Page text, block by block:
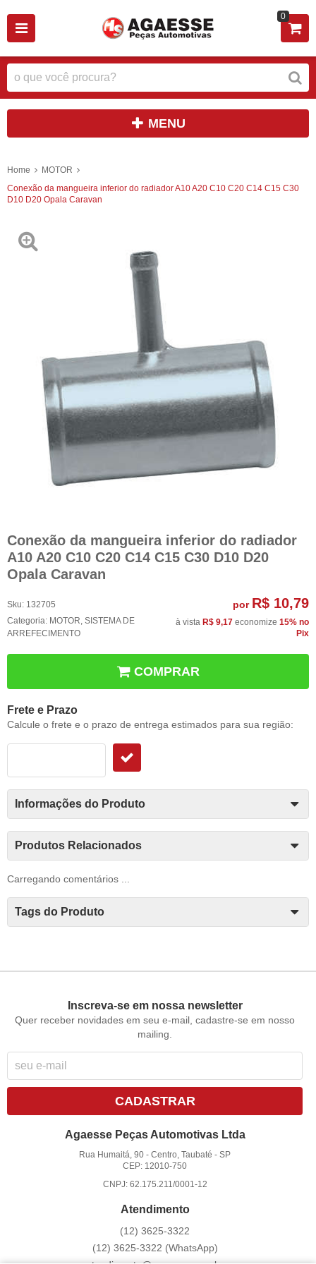
0
MENU
Home
MOTOR
Conexão da mangueira inferior do radiador A10 A20 C10 C20 C14 C15 C30
D10 D20 Opala Caravan
Conexão da mangueira inferior do radiador
A10 A20 C10 C20 C14 C15 C30 D10 D20
Opala Caravan
Sku: 132705
Categoria: MOTOR, SISTEMA DE
ARREFECIMENTO
por R$ 10,79
à vista R$ 9,17 economize 15% no
Pix
COMPRAR
Frete e Prazo
Calcule o frete e o prazo de entrega estimados para sua região:
Informações do Produto
Produtos Relacionados
Carregando comentários ...
Tags do Produto
Inscreva-se em nossa newsletter
Quer receber novidades em seu e-mail, cadastre-se em nosso
mailing.
CADASTRAR
Agaesse Peças Automotivas Ltda
Rua Humaitá, 90 -Centro, Taubaté -SP
CEP: 12010-750
CNPJ: 62.175.211/0001-12
Atendimento
(12) 3625-3322
(12) 3625-3322 (WhatsApp)